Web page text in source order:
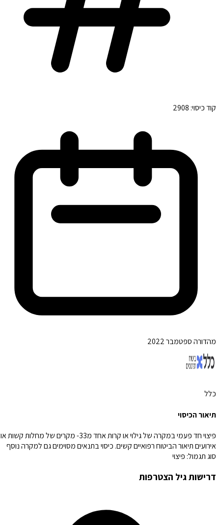
קוד כיסוי:2908
מהדורה ספטמבר 2022
כלל
תיאור הכיסוי
פיצוי חד פעמי במקרה של גילוי או קרות אחד מ33- מקרים של מחלות קשות או
אירועים תיאור הביטוח רפואיים קשים. כיסוי בתנאים מסוימים גם למקרה נוסף
סוג תגמול:פיצוי
דרישות גיל הצטרפות